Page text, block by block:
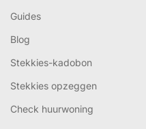
Guides
Blog
Stekkies-kadobon
Stekkies opzeggen
Check huurwoning